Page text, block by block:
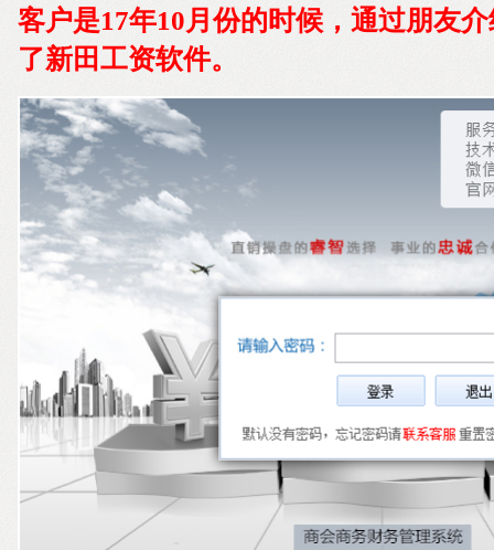
客户是17年10月份的时候，通过朋友
了新田工资软件。